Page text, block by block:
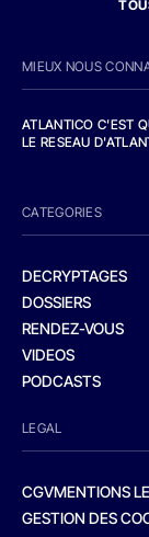
MIEUX NOUS
ATLANTICO C'EST
LE RESEAU
CATEGORIES
DECRYPTAGES
DOSSIERS
RENDEZ-VOUS
VIDEOS
PODCASTS
LEGAL
CGVMENTIONS
GESTION DES